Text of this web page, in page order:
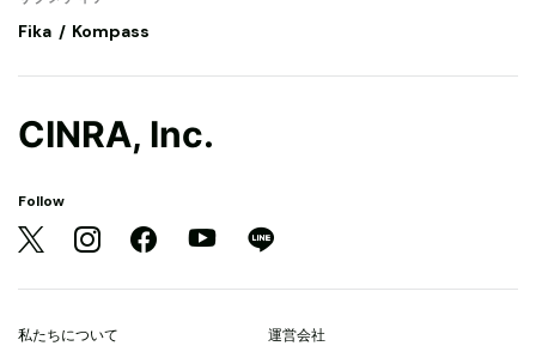
Fika Kompass
CINRA, Inc.
Follow
私たちについて 運営会社